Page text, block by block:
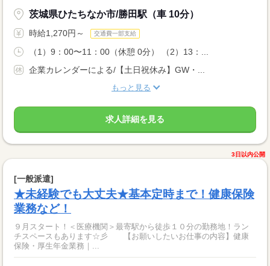
茨城県ひたちなか市/勝田駅（車 10分）
時給1,270円～ 交通費一部支給
（1）9：00〜11：00（休憩 0分） （2）13：...
企業カレンダーによる/【土日祝休み】GW・...
もっと見る
求人詳細を見る
3日以内公開
[一般派遣]
★未経験でも大丈夫★基本定時まで！健康保険
業務など！
９月スタート！＜医療機関＞最寄駅から徒歩１０分の勤務地！ラン
チスペースもあります☆彡 【お願いしたいお仕事の内容】健康
保険・厚生年金業務｜...